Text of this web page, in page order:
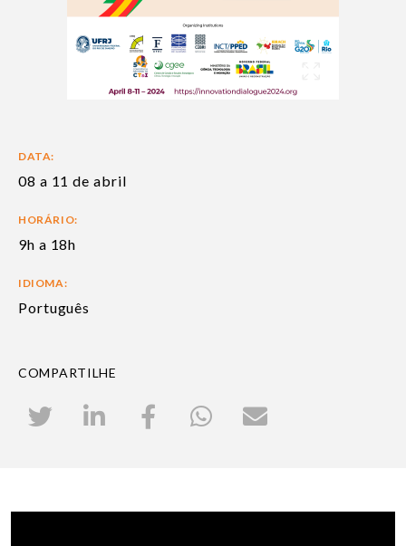
DATA:
08 a 11 de abril
HORÁRIO:
9h a 18h
IDIOMA:
Português
COMPARTILHE